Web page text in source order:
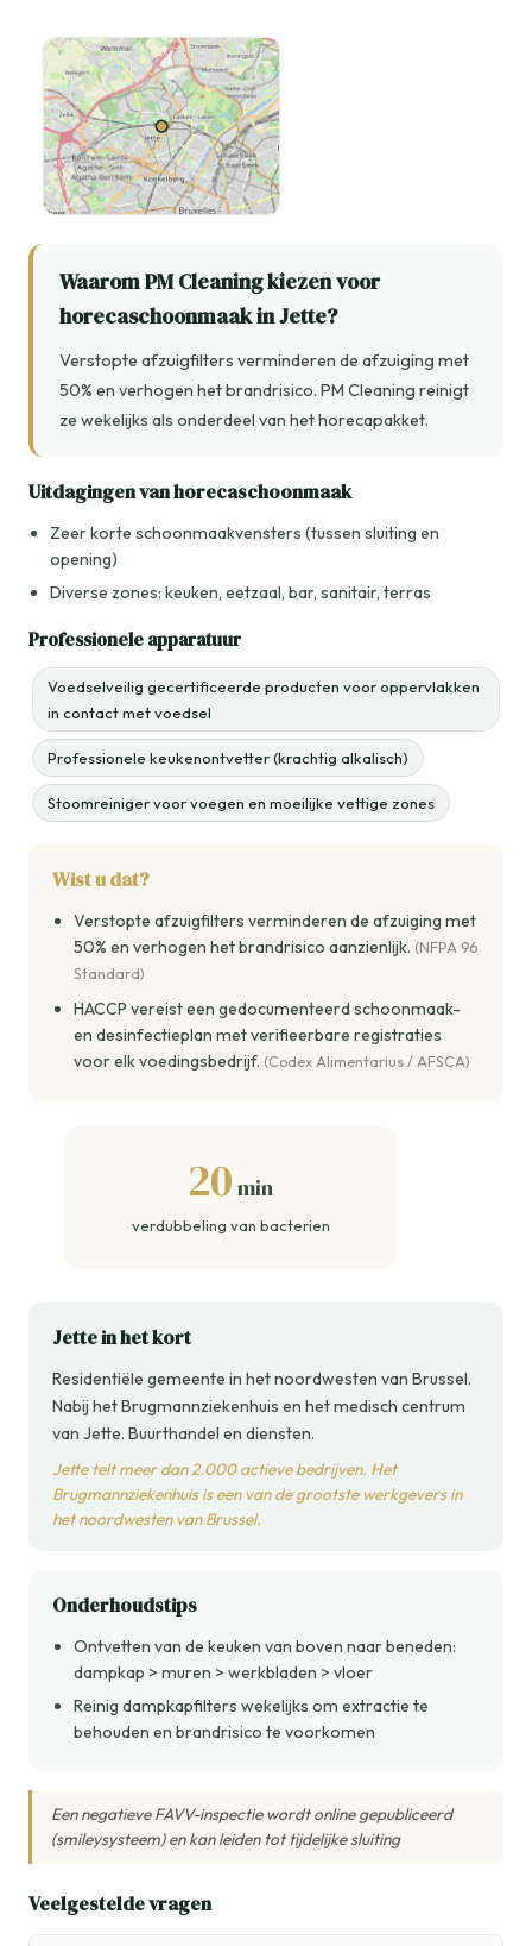
Waarom PM Cleaning kiezen voor
horecaschoonmaak in Jette?
Verstopte afzuigfilters verminderen de afzuiging met
50% en verhogen het brandrisico. PM Cleaning reinigt
ze wekelijks als onderdeel van het horecapakket.
Uitdagingen van horecaschoonmaak
Zeer korte schoonmaakvensters (tussen sluiting en
opening)
Diverse zones: keuken, eetzaal, bar, sanitair, terras
Professionele apparatuur
Voedselveilig gecertificeerde producten voor oppervlakken
in contact met voedsel
Professionele keukenontvetter (krachtig alkalisch)
Stoomreiniger voor voegen en moeilijke vettige zones
Wist u dat?
Verstopte afzuigfilters verminderen de afzuiging met
50% en verhogen het brandrisico aanzienlijk. (NFPA 96
Standard)
HACCP vereist een gedocumenteerd schoonmaak-
en desinfectieplan met verifieerbare registraties
voor elk voedingsbedrijf. (Codex Alimentarius / AFSCA)
20 min
verdubbeling van bacterien
Jette in het kort
Residentiële gemeente in het noordwesten van Brussel.
Nabij het Brugmannziekenhuis en het medisch centrum
van Jette. Buurthandel en diensten.
Jette telt meer dan 2.000 actieve bedrijven. Het
Brugmannziekenhuis is een van de grootste werkgevers in
het noordwesten van Brussel.
Onderhoudstips
Ontvetten van de keuken van boven naar beneden:
dampkap > muren > werkbladen > vloer
Reinig dampkapfilters wekelijks om extractie te
behouden en brandrisico te voorkomen
Een negatieve FAVV-inspectie wordt online gepubliceerd
(smileysysteem) en kan leiden tot tijdelijke sluiting
Veelgestelde vragen